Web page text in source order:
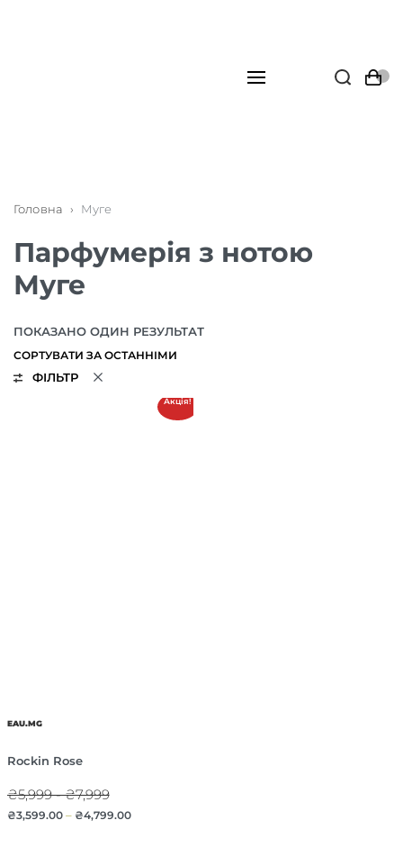
Головна › Муге
Парфумерія з нотою
Муге
ПОКАЗАНО ОДИН РЕЗУЛЬТАТ
ФІЛЬТР
Акція!
EAU.MG
Rockin Rose
₴5,999 - ₴7,999
₴3,599.00– ₴4,799.00